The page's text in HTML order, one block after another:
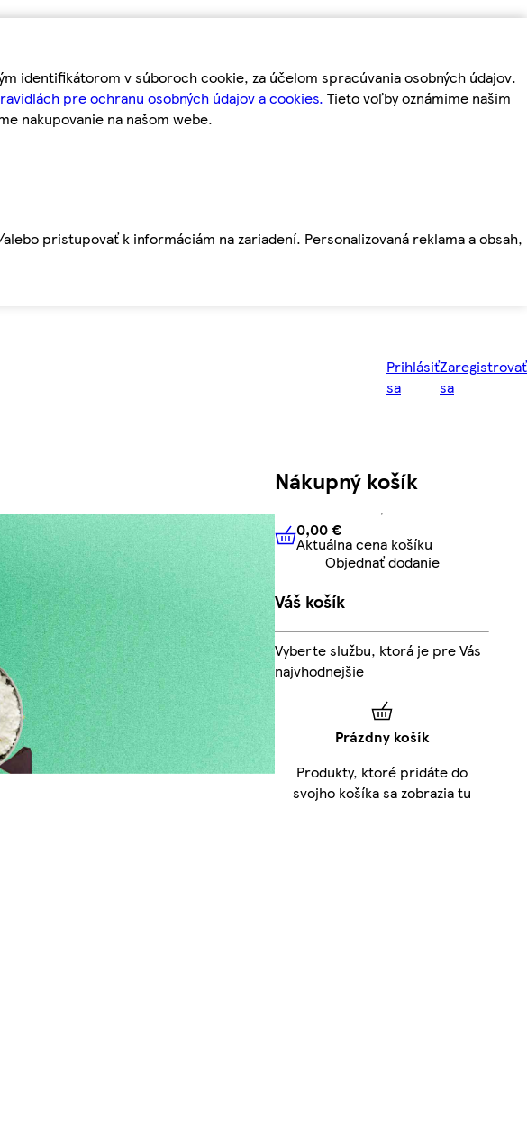
identifikátorom v súboroch cookie, za účelom spracúvania osobných údajov.
pre ochranu osobných údajov a cookies. Tieto voľby oznámime našim
nakupovanie na našom webe.
pristupovať k informáciám na zariadení. Personalizovaná reklama a obsah,
Prihlásiť
sa
Zaregistrovať
sa
Nákupný košík
0,00 € Aktuálna cena košíku
0,00 €
Aktuálna cena košíku
Objednať dodanie
Váš košík
Vyberte službu, ktorá je pre Vás
najvhodnejšie
Prázdny košík
Produkty, ktoré pridáte do
svojho košíka sa zobrazia tu